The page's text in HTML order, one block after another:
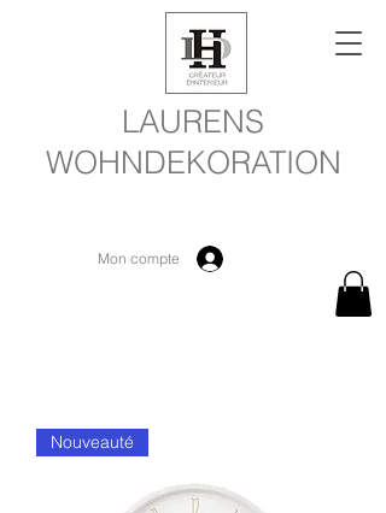
LAURENS
WOHNDEKORATION
Mon compte
Nouveauté